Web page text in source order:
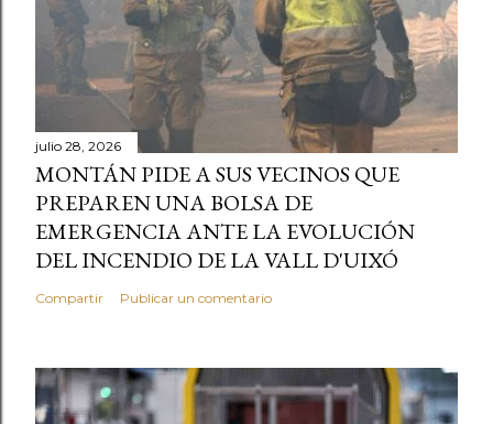
julio 28, 2026
MONTÁN PIDE A SUS VECINOS QUE
PREPAREN UNA BOLSA DE
EMERGENCIA ANTE LA EVOLUCIÓN
DEL INCENDIO DE LA VALL D'UIXÓ
Compartir Publicar un comentario